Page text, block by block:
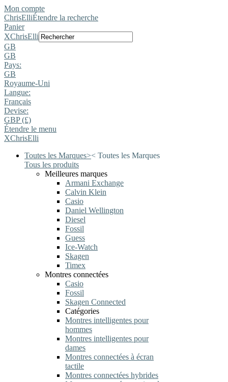
Mon compte
ChrisElliÉtendre la recherche
Panier
XChrisElli
GB
GB
Pays:
GB
Royaume-Uni
Langue:
Français
Devise:
GBP (£)
Étendre le menu
XChrisElli
Toutes les Marques>< Toutes les Marques
Tous les produits
Meilleures marques
Armani Exchange
Calvin Klein
Casio
Daniel Wellington
Diesel
Fossil
Guess
Ice-Watch
Skagen
Timex
Montres connectées
Casio
Fossil
Skagen Connected
Catégories
Montres intelligentes pour
hommes
Montres intelligentes pour
dames
Montres connectées à écran
tactile
Montres connectées hybrides